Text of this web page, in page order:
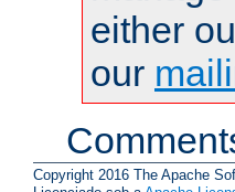
either
our
Copyright 2016 The Apache